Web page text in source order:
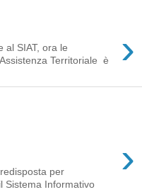
›
al SIAT, ora le
Territoriale è
›
per
Sistema Informativo